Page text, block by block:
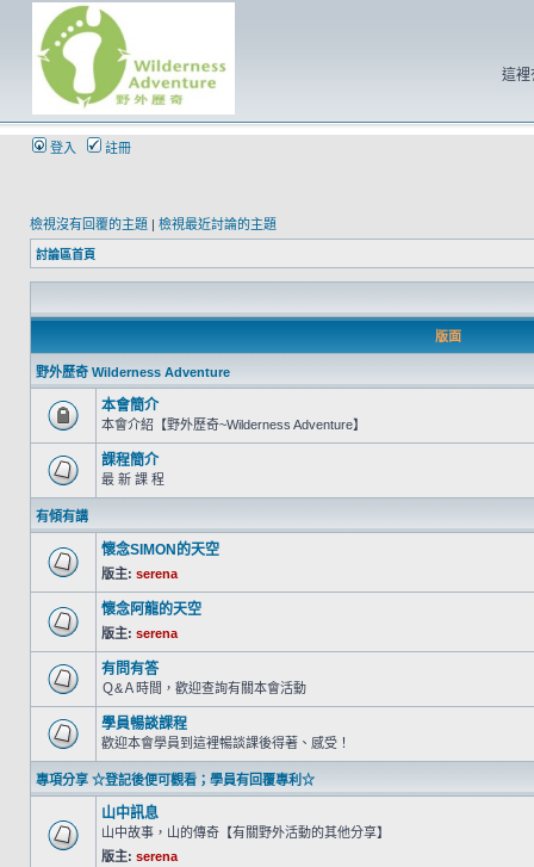
這裡
登入 註冊
檢視沒有回覆的主題 | 檢視最近討論的主題
討論區首頁
版面
野外歷奇 Wilderness Adventure
本會簡介
本會介紹【野外歷奇~Wilderness Adventure】
課程簡介
最 新 課 程
有傾有講
懷念SIMON的天空
版主: serena
懷念阿龍的天空
版主: serena
有問有答
Ｑ&Ａ時間，歡迎查詢有關本會活動
學員暢談課程
歡迎本會學員到這裡暢談課後得著、感受！
專項分享 ☆登記後便可觀看；學員有回覆專利☆
山中訊息
山中故事，山的傳奇【有關野外活動的其他分享】
版主: serena